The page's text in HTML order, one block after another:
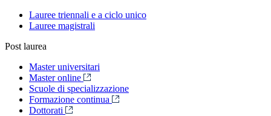
Lauree triennali e a ciclo unico
Lauree magistrali
Post laurea
Master universitari
Master online
Scuole di specializzazione
Formazione continua
Dottorati